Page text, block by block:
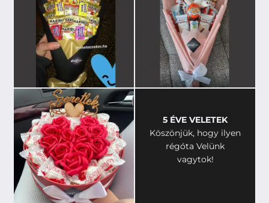
5 ÉVE VELETEK
Köszönjük, hogy ilyen
régóta Velünk
vagytok!